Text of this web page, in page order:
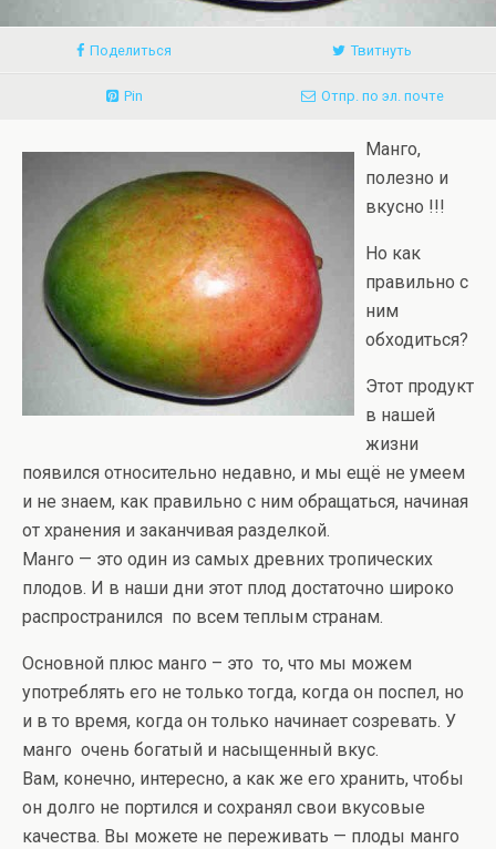
Поделиться Твитнуть
Pin Отпр. по эл. почте
Манго,
полезно и
вкусно !!!
Но как
правильно с
ним
обходиться?
Этот продукт
в нашей
жизни
появился относительно недавно, и мы ещё не умеем
и не знаем, как правильно c ним обращаться, начиная
от хранения и заканчивая разделкой.
Манго — это один из самых древних тропических
плодов. И в наши дни этот плод достаточно широко
распространился по всем теплым странам.
Основной плюс манго – это то, что мы можем
употреблять его не только тогда, когда он поспел, но
и в то время, когда он только начинает созревать. У
манго очень богатый и насыщенный вкус.
Вам, конечно, интересно, а как же его хранить, чтобы
он долго не портился и сохранял свои вкусовые
качества. Вы можете не переживать — плоды манго